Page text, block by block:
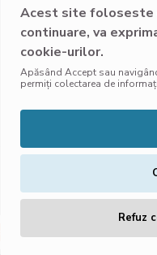
Acest site foloseste
continuare, va
cookie-urilor.
Apăsând Accept sau
permiți colectarea de
Refuz